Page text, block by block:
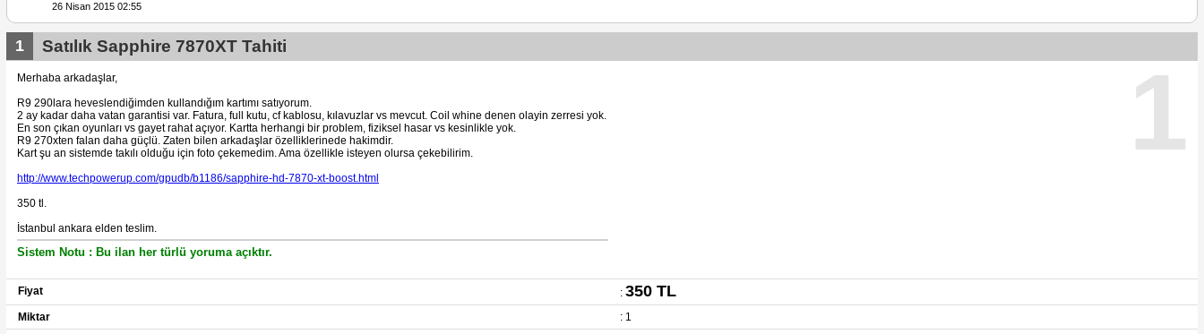
26 Nisan 2015 02:55
1
1 Satılık Sapphire 7870XT Tahiti
Merhaba arkadaşlar,
R9 290lara heveslendiğimden kullandığım kartımı satıyorum.
2 ay kadar daha vatan garantisi var. Fatura, full kutu, cf kablosu, kılavuzlar vs mevcut. Coil whine denen olayin zerresi yok.
En son çıkan oyunları vs gayet rahat açıyor. Kartta herhangi bir problem, fiziksel hasar vs kesinlikle yok.
R9 270xten falan daha güçlü. Zaten bilen arkadaşlar özelliklerinede hakimdir.
Kart şu an sistemde takılı olduğu için foto çekemedim. Ama özellikle isteyen olursa çekebilirim.
http://www.techpowerup.com/gpudb/b1186/sapphire-hd-7870-xt-boost.html
350 tl.
İstanbul ankara elden teslim.
Sistem Notu : Bu ilan her türlü yoruma açıktır.
Fiyat : 350 TL
Miktar
: 1